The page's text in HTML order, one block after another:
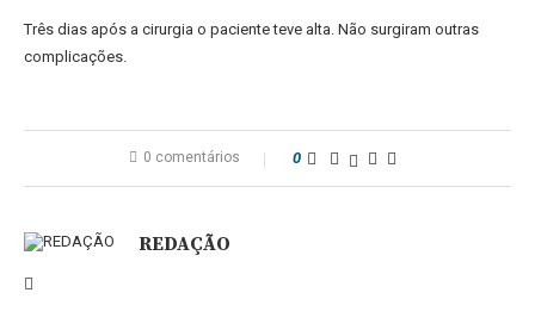
Três dias após a cirurgia o paciente teve alta. Não surgiram outras
complicações.
0 comentários 0
REDAÇÃO